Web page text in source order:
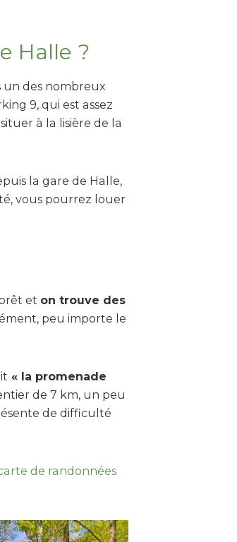
Halle ?
un des nombreux
9, qui est assez
à la lisière de la
la gare de Halle,
vous pourrez louer
et on trouve des
peu importe le
« la promenade
de 7 km, un peu
de difficulté
de randonnées